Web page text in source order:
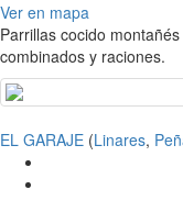
Ver en mapa
Parrillas cocido
combinados y raciones.
EL GARAJE (Linares,